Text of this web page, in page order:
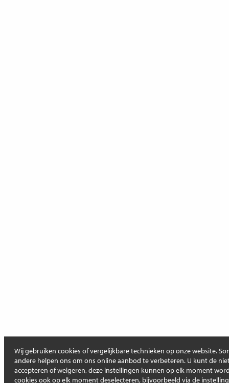
Wij gebruiken cookies of vergelijkbare technieken op onze website.
andere helpen ons om ons online aanbod te verbeteren. U kunt de
accepteren of weigeren, deze instellingen kunnen op elk moment
cookies ook op elk moment deselecteren, bijvoorbeeld via de